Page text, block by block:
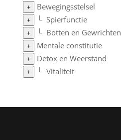
+ Bewegingsstelsel
+ └ Spierfunctie
+ └ Botten en Gewrichten
+ Mentale constitutie
+ Detox en Weerstand
+ └ Vitaliteit